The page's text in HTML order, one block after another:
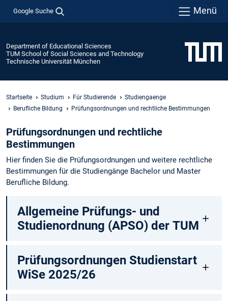
Google Suche Menü
Department of Educational Sciences
TUM School of Social Sciences and Technology
Technische Universität München
Startseite Studium Für Studierende
Studiengaenge
Berufliche Bildung
Prüfungsordnungen und rechtliche Bestimmungen
Prüfungsordnungen und rechtliche
Bestimmungen
Hier finden Sie die Prüfungsordnungen und weitere rechtliche
Bestimmungen für die Studiengänge Bachelor und Master
Berufliche Bildung.
Allgemeine Prüfungs- und
Studienordnung (APSO) der TUM
Prüfungsordnungen Studienstart
WiSe 2025/26